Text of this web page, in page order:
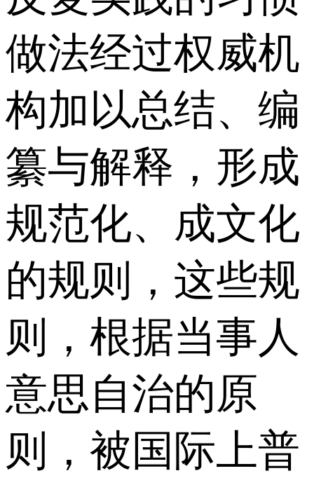
做法经过权威机
构加以总结、编
纂与解释，形成
规范化、成文化
的规则，这些规
则，根据当事人
意思自治的原
则，被国际上普